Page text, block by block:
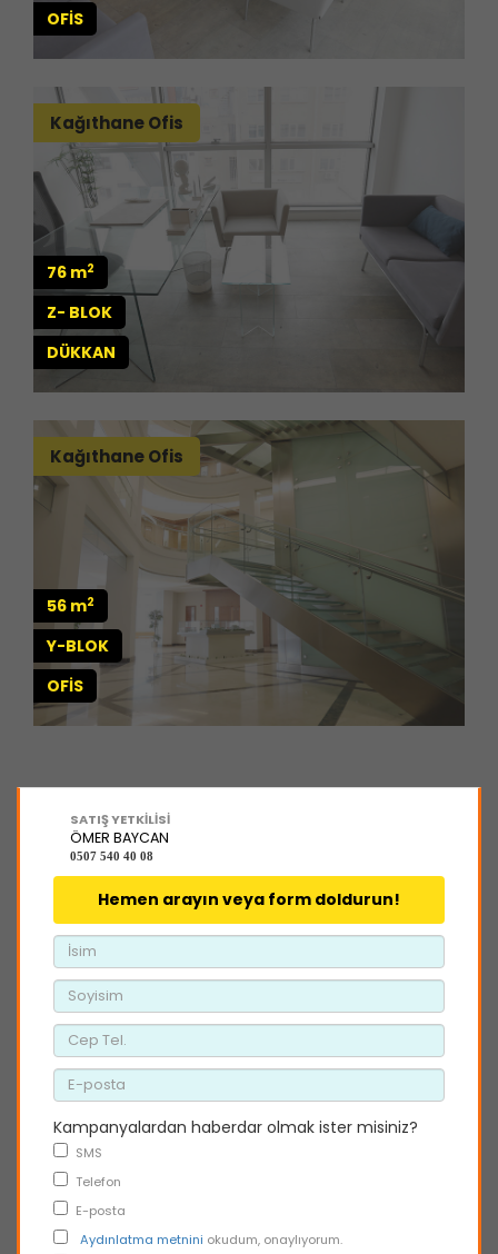
OFİS
Kağıthane Ofis
76 m2
Z- BLOK
DÜKKAN
Kağıthane Ofis
56 m2
Y-BLOK
OFİS
SATIŞ YETKİLİSİ
ÖMER BAYCAN
0507 540 40 08
Hemen arayın veya form doldurun!
Kampanyalardan haberdar olmak ister misiniz?
SMS
Telefon
E-posta
Aydınlatma metnini okudum, onaylıyorum.